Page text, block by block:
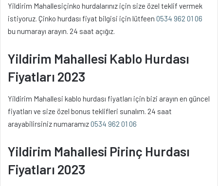
Yildirim Mahallesiçinko hurdalarınız için size özel teklif vermek
istiyoruz. Çinko hurdası fiyat bilgisi için lütfeen 0534 962 01 06
bu numarayı arayın. 24 saat açığız.
Yildirim Mahallesi Kablo Hurdası
Fiyatları 2023
Yildirim Mahallesi kablo hurdası fiyatları için bizi arayın en güncel
fiyatları ve size özel bonus teklifleri sunalım. 24 saat
arayabilirsiniz numaramız0534 962 01 06
Yildirim Mahallesi Pirinç Hurdası
Fiyatları 2023